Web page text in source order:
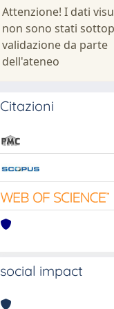
Attenzione! I dati
non sono stati
validazione da parte
dell'ateneo
Citazioni
social impact